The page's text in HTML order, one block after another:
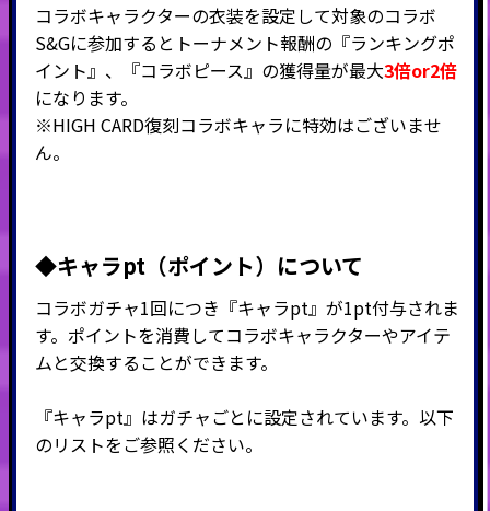
コラボキャラクターの衣装を設定して対象のコラボ
S&Gに参加するとトーナメント報酬の『ランキングポ
イント』、『コラボピース』の獲得量が最大3倍or2倍
になります。
※HIGH CARD復刻コラボキャラに特効はございませ
ん。
◆キャラpt（ポイント）について
コラボガチャ1回につき『キャラpt』が1pt付与されま
す。ポイントを消費してコラボキャラクターやアイテ
ムと交換することができます。
『キャラpt』はガチャごとに設定されています。以下
のリストをご参照ください。